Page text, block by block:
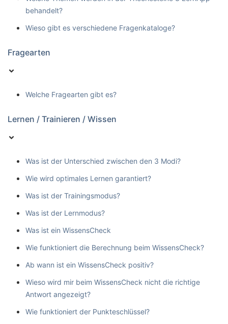
behandelt?
Wieso gibt es verschiedene Fragenkataloge?
Fragearten
Welche Fragearten gibt es?
Lernen / Trainieren / Wissen
Was ist der Unterschied zwischen den 3 Modi?
Wie wird optimales Lernen garantiert?
Was ist der Trainingsmodus?
Was ist der Lernmodus?
Was ist ein WissensCheck
Wie funktioniert die Berechnung beim WissensCheck?
Ab wann ist ein WissensCheck positiv?
Wieso wird mir beim WissensCheck nicht die richtige
Antwort angezeigt?
Wie funktioniert der Punkteschlüssel?